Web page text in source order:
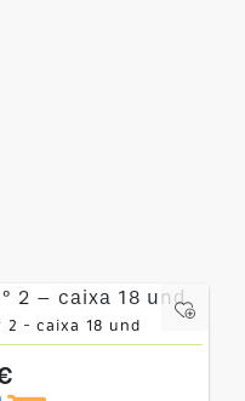
– caixa 18 und